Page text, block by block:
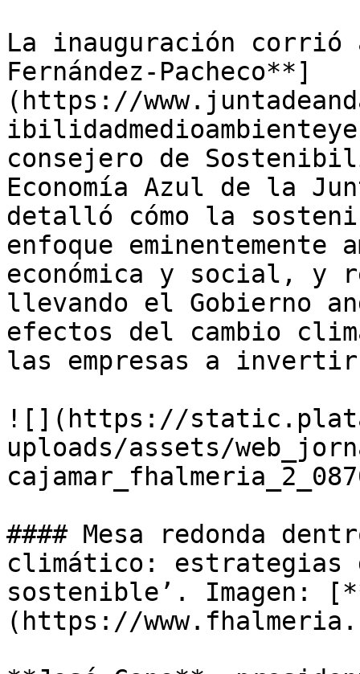
La inauguración corrió
Fernández-Pacheco**]
(https://
consejero de
Economía Azul de la
detalló cómo la
enfoque
económica y social, y
llevando el Gobierno
efectos del cambio
las empresas a
![](https://
uploads/assets/
#### Mesa redonda
climático: estrategias
sostenible’. Imagen:
(https://